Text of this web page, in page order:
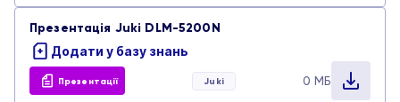
Презентація Juki DLM-5200N
Додати у базу знань
Презентації Juki 0 МБ